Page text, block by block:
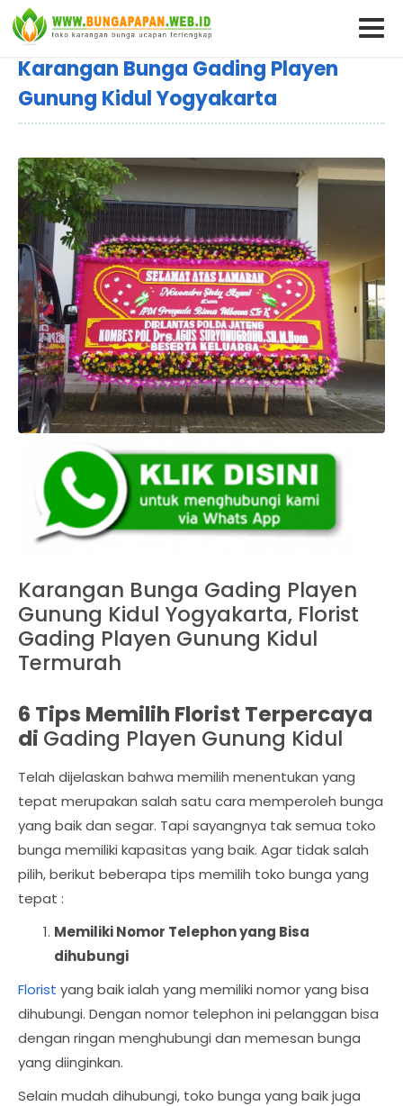
Karangan Bunga Gading Playen
Gunung Kidul Yogyakarta
Karangan Bunga Gading Playen
Gunung Kidul Yogyakarta, Florist
Gading Playen Gunung Kidul
Termurah
6 Tips Memilih Florist Terpercaya
di Gading Playen Gunung Kidul
Telah dijelaskan bahwa memilih menentukan yang
tepat merupakan salah satu cara memperoleh bunga
yang baik dan segar. Tapi sayangnya tak semua toko
bunga memiliki kapasitas yang baik. Agar tidak salah
pilih, berikut beberapa tips memilih toko bunga yang
tepat :
Memiliki Nomor Telephon yang Bisa
dihubungi
Florist yang baik ialah yang memiliki nomor yang bisa
dihubungi. Dengan nomor telephon ini pelanggan bisa
dengan ringan menghubungi dan memesan bunga
yang diinginkan.
Selain mudah dihubungi, toko bunga yang baik juga